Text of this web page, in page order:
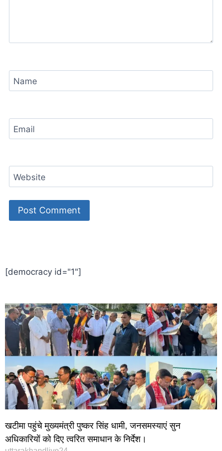
Name
Email
Website
[democracy id="1"]
खटीमा पहुंचे मुख्यमंत्री पुष्कर सिंह धामी, जनसमस्याएं सुन
अधिकारियों को दिए त्वरित समाधान के निर्देश।